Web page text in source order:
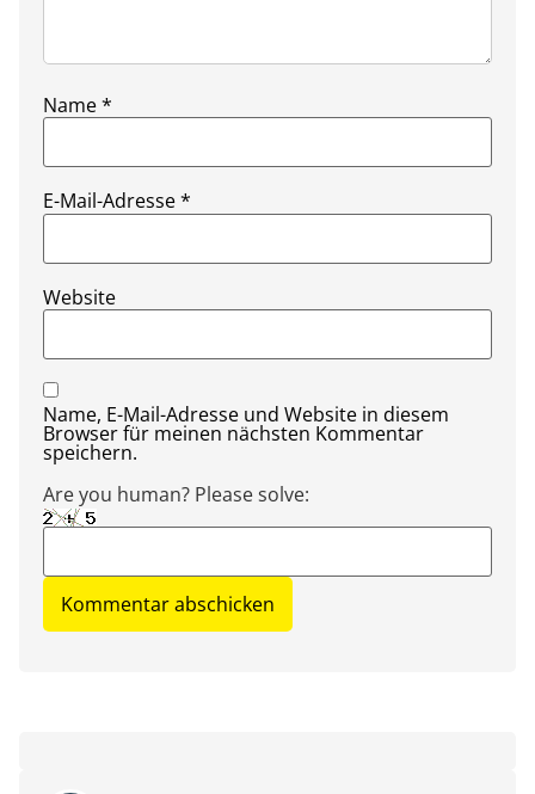
Name*
E-Mail-Adresse*
Website
Name, E-Mail-Adresse und Website in diesem
Browser für meinen nächsten Kommentar
speichern.
Are you human? Please solve: